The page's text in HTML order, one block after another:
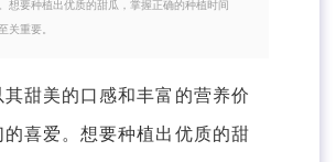
想要种植出优质的甜瓜，掌握正确的种植时间
关重要。
美的口感和丰富的营养价
喜爱。想要种植出优质的甜